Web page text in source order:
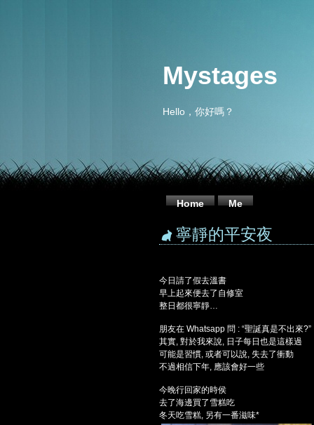
Mystages
Hello，你好嗎？
Home Me
寧靜的平安夜
今日請了假去溫書
早上起來便去了自修室
整日都很寧靜…
朋友在 Whatsapp 問 : “聖誕真是不出來?”
其實, 對於我來說, 日子每日也是這樣過
可能是習慣, 或者可以說, 失去了衝動
不過相信下年, 應該會好一些
今晚行回家的時侯
去了海邊買了雪糕吃
冬天吃雪糕, 另有一番滋味*